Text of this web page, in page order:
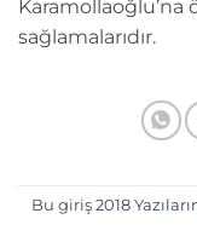
sağlamalarıdır.
Bu giriş 2018